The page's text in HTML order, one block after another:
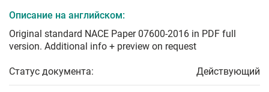
Описание на английском:
Original standard NACE Paper 07600-2016 in PDF full
version. Additional info + preview on request
Статус документа: Действующий